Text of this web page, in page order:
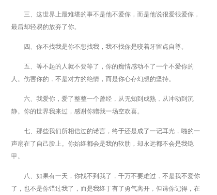
三、这世界上最难堪的事不是他不爱你，而是他说很爱很爱你，
最后却轻易的放弃了你。
四、你不找我是你不想找我，我不找你是咬着牙留点自尊。
五、等不起的人就不要等了，你的痴情感动不了一个不爱你的
人。伤害你的，不是对方的绝情，而是你心存幻想的坚持。
六、我爱你，爱了整整一个曾经，从无知到成熟，从冲动到沉
静。你的世界我来过，感谢你赠我一场空欢喜。
七、那些我们所相信过的诺言，终于还是成了一记耳光，啪的一
声扇在了自己脸上。你始终都会是我的软肋，却永远都不会是我铠
甲。
八、如果有一天，你找不到我了，千万不要难过，不是我不爱你
了，也不是你错过我了，而是我终于有了勇气离开，但请你记得，在